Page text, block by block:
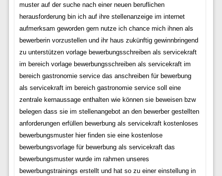
muster auf der suche nach einer neuen beruflichen
herausforderung bin ich auf ihre stellenanzeige im internet
aufmerksam geworden gern nutze ich chance mich ihnen als
bewerberin vorzustellen und ihr haus zukünftig gewinnbringend
zu unterstützen vorlage bewerbungsschreiben als servicekraft
im bereich vorlage bewerbungsschreiben als servicekraft im
bereich gastronomie service das anschreiben für bewerbung
als servicekraft im bereich gastronomie service soll eine
zentrale kernaussage enthalten wie können sie beweisen bzw
belegen dass sie im stellenangebot an den bewerber gestellten
anforderungen erfüllen bewerbung als servicekraft kostenloses
bewerbungsmuster hier finden sie eine kostenlose
bewerbungsvorlage für bewerbung als servicekraft das
bewerbungsmuster wurde im rahmen unseres
bewerbungstrainings erstellt und hat so zu einer einstellung in